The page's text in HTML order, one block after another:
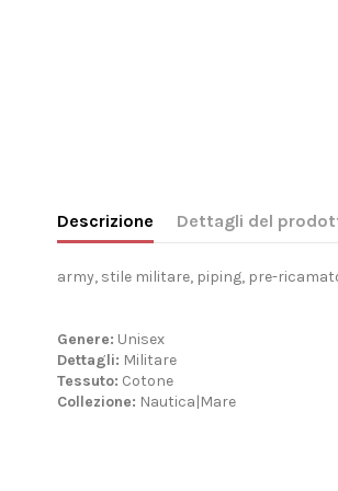
Descrizione Dettagli del
army, stile militare, piping, pre-
Genere: Unisex
Dettagli: Militare
Tessuto: Cotone
Collezione: Nautica|Mare